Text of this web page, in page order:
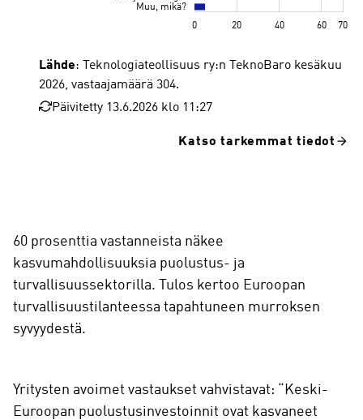
Lähde: Teknologiateollisuus ry:n TeknoBaro kesäkuu
2026, vastaajamäärä 304.
Päivitetty 13.6.2026 klo 11:27
Katso tarkemmat tiedot
60 prosenttia vastanneista näkee
kasvumahdollisuuksia puolustus- ja
turvallisuussektorilla. Tulos kertoo Euroopan
turvallisuustilanteessa tapahtuneen murroksen
syvyydestä.
Yritysten avoimet vastaukset vahvistavat: “Keski-
Euroopan puolustusinvestoinnit ovat kasvaneet